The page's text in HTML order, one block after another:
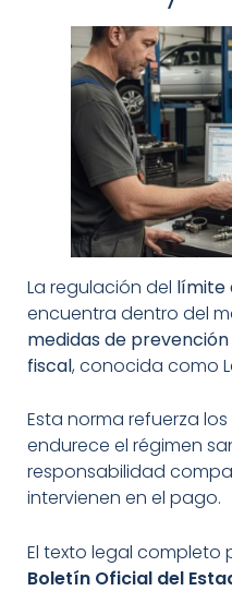
La regulación del límite
encuentra dentro del
medidas de
fiscal, conocida como
Esta norma refuerza
endurece el régimen
responsabilidad
intervienen en el pago.
El texto legal completo
Boletín Oficial del